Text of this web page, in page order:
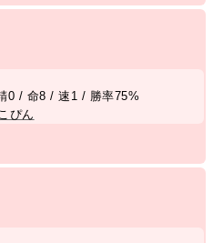
0 / 命8 / 速1 / 勝率75%
ぴん